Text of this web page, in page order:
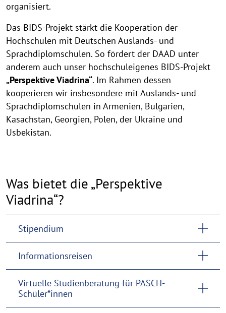
organisiert.
Das BIDS-Projekt stärkt die Kooperation der
Hochschulen mit Deutschen Auslands- und
Sprachdiplomschulen. So fördert der DAAD unter
anderem auch unser hochschuleigenes BIDS-Projekt
„Perspektive Viadrina“. Im Rahmen dessen
kooperieren wir insbesondere mit Auslands- und
Sprachdiplomschulen in Armenien, Bulgarien,
Kasachstan, Georgien, Polen, der Ukraine und
Usbekistan.
Was bietet die „Perspektive
Viadrina“?
Stipendium
Informationsreisen
Virtuelle Studienberatung für PASCH-
Schüler*innen